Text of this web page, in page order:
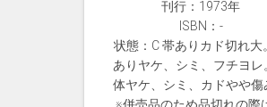
刊行：1973年
ISBN：-
状態：C 帯ありカド切れ大
ありヤケ、シミ、フチヨレ
体ヤケ、シミ、カドやや傷